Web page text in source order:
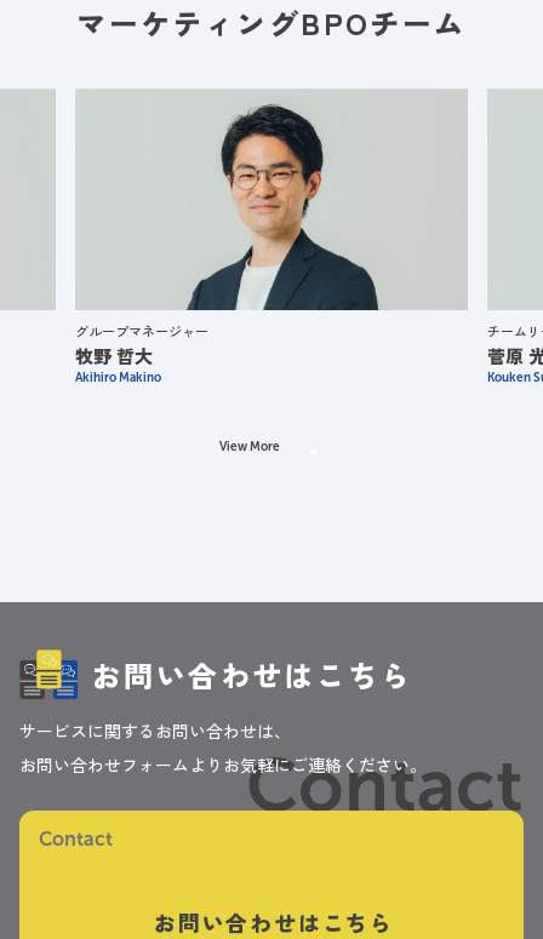
マーケティングBPOチーム
グループマネージャー
牧野 哲大
Akihiro Makino
チーム
菅原
Kouken
View More
お問い合わせはこちら
サービスに関するお問い合わせは、
お問い合わせフォームよりお気軽にご連絡ください。
Contact
お問い合わせはこちら
Contact